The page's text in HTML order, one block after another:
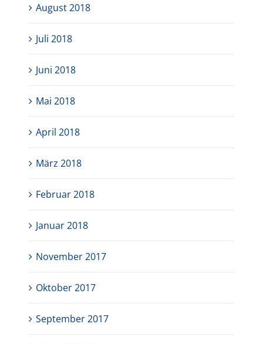
August 2018
Juli 2018
Juni 2018
Mai 2018
April 2018
März 2018
Februar 2018
Januar 2018
November 2017
Oktober 2017
September 2017